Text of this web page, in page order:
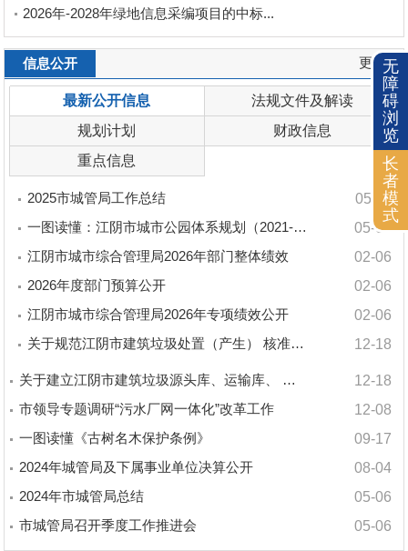
2026年-2028年绿地信息采编项目的中标...
信息公开 更多>
最新公开信息
法规文件及解读
规划计划
财政信息
重点信息
2025市城管局工作总结
05-11
一图读懂：江阴市城市公园体系规划（2021-2035）
05-06
江阴市城市综合管理局2026年部门整体绩效
02-06
2026年度部门预算公开
02-06
江阴市城市综合管理局2026年专项绩效公开
02-06
关于规范江阴市建筑垃圾处置（产生） 核准工作的通知（试
12-18
关于建立江阴市建筑垃圾源头库、运输库、 处置库的通知（
12-18
市领导专题调研“污水厂网一体化”改革工作
12-08
一图读懂《古树名木保护条例》
09-17
2024年城管局及下属事业单位决算公开
08-04
2024年市城管局总结
05-06
市城管局召开季度工作推进会
05-06
无
障
碍
浏
览
长
者
模
式